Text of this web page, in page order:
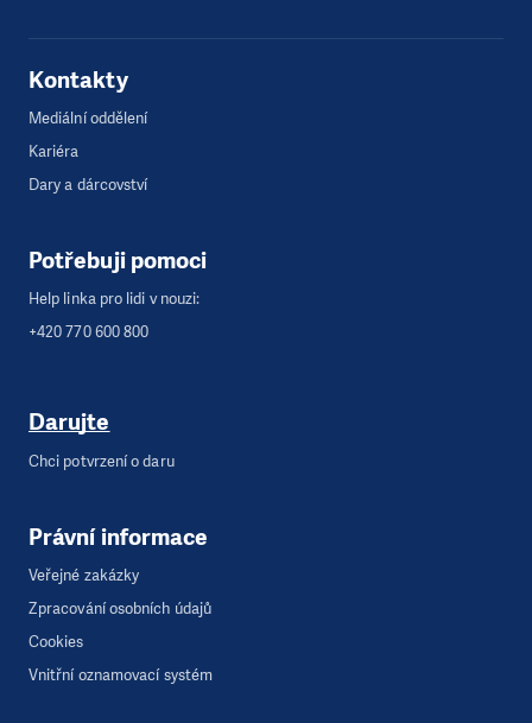
Kontakty
Mediální oddělení
Kariéra
Dary a dárcovství
Potřebuji pomoci
Help linka pro lidi v nouzi:
+420 770 600 800
Darujte
Chci potvrzení o daru
Právní informace
Veřejné zakázky
Zpracování osobních údajů
Cookies
Vnitřní oznamovací systém